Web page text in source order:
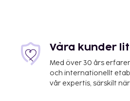
Våra kunder
Med över 30 års
och internationellt
vår expertis, särskilt